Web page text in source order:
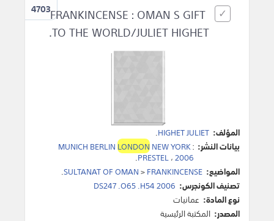
4703FRANKINCENSE : OMAN S GIFT
TO THE WORLD/JULIET HIGHET.
المؤلف: HIGHET JULIET
.
بيانات النشر:
MUNICH BERLINLONDONNEW YORK:
PRESTEL،2006
.
المواضيع:
SULTANAT OF OMAN>FRANKINCENSE
.
تصنيف الكونجرس: DS247 .O65 .H54 2006
نوع المادة: عمانيات
المصدر: المكتبة الرئيسية